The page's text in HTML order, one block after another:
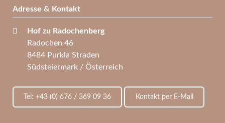
Adresse & Kontakt
Hof zu Radochenberg
Radochen 46
8484 Purkla Straden
Südsteiermark / Österreich
Tel: +43 (0) 676 / 369 09 36 Kontakt per E-Mail